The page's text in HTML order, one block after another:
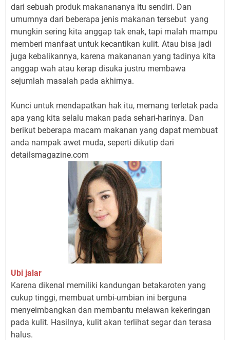
dari sebuah produk makanananya itu sendiri. Dan
umumnya dari beberapa jenis makanan tersebut yang
mungkin sering kita anggap tak enak, tapi malah mampu
memberi manfaat untuk kecantikan kulit. Atau bisa jadi
juga kebalikannya, karena makananan yang tadinya kita
anggap wah atau kerap disuka justru membawa
sejumlah masalah pada akhirnya.
Kunci untuk mendapatkan hak itu, memang terletak pada
apa yang kita selalu makan pada sehari-harinya. Dan
berikut beberapa macam makanan yang dapat membuat
anda nampak awet muda, seperti dikutip dari
detailsmagazine.com
Ubi jalar
Karena dikenal memiliki kandungan betakaroten yang
cukup tinggi, membuat umbi-umbian ini berguna
menyeimbangkan dan membantu melawan kekeringan
pada kulit. Hasilnya, kulit akan terlihat segar dan terasa
halus.